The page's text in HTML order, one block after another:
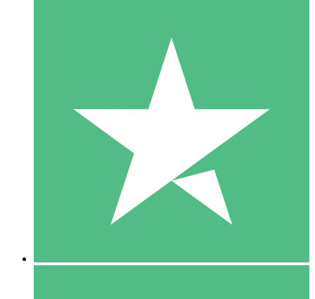
Paquetes de Créditos Individuales
Paga según el uso con créditos de descarga. Sin compromiso
10 00